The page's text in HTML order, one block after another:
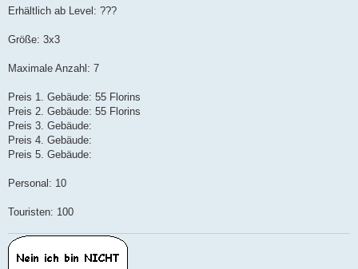
Erhältlich ab Level: ???
Größe: 3x3
Maximale Anzahl: 7
Preis 1. Gebäude: 55 Florins
Preis 2. Gebäude: 55 Florins
Preis 3. Gebäude:
Preis 4. Gebäude:
Preis 5. Gebäude:
Personal: 10
Touristen: 100